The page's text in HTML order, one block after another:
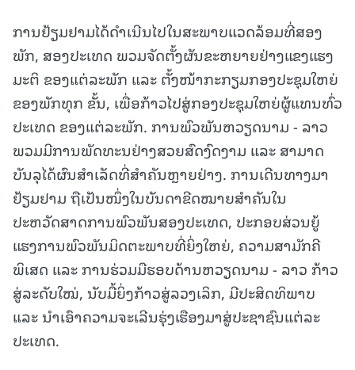
ການຢ້ຽມຢາມໄດ້ດຳເນີນໄປໃນສະພາບແວດລ້ອມທີ່ສອງ
ພັກ, ສອງປະເທດ ພວມຈັດຕັ້ງຜັນຂະຫຍາຍຢ່າງແຂງແຮງ
ມະຕິ ຂອງແຕ່ລະພັກ ແລະ ຕັ້ງໜ້າກະກຽມກອງປະຊຸມໃຫຍ່
ຂອງພັກທຸກ ຂັ້ນ, ເພື່ອກ້າວໄປສູ່ກອງປະຊຸມໃຫຍ່ຜູ້ແທນທົ່ວ
ປະເທດ ຂອງແຕ່ລະພັກ. ການພົວພັນຫວຽດນາມ - ລາວ
ພວມມີການພັດທະນຢ່າງສວຍສົດງົດງາມ ແລະ ສາມາດ
ບັນລຸໄດ້ຜົນສໍາເລັດທີ່ສໍາຄັນຫຼາຍຢ່າງ. ການເດີນທາງມາ
ຢ້ຽມຢາມ ຖືເປັນໜຶ່ງໃນບັນດາຂີດໝາຍສໍາຄັນໃນ
ປະຫວັດສາດການພົວພັນສອງປະເທດ, ປະກອບສ່ວນຍູ້
ແຮງການພົວພັນມິດຕະພາບທີ່ຍິ່ງໃຫຍ່, ຄວາມສາມັກຄີ
ພິເສດ ແລະ ການຮ່ວມມືຮອບດ້ານຫວຽດນາມ - ລາວ ກ້າວ
ສູ່ລະດັບໃໝ່, ນັບມື້ຍິ່ງກ້າວສູ່ລວງເລິກ, ມີປະສິດທິພາບ
ແລະ ນໍາເອົາຄວາມຈະເລີນຮຸ່ງເຮືອງມາສູ່ປະຊາຊົນແຕ່ລະ
ປະເທດ.